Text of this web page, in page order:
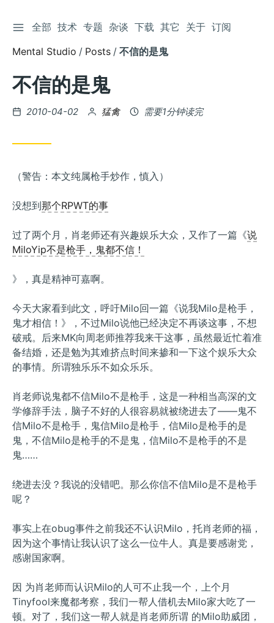
跳
到
章
切换侧边栏
全部 技术 专题 杂谈 下载 其它 关于 订阅
Mental Studio
Posts 不信的是鬼
不信的是鬼
发
2010-04-02 by
猛禽 需要1分钟读完
（警告：本文纯属枪手炒作，慎入）
没想到那个RPWT的事
过了两个月，肖老师还有兴趣娱乐大众，又作了一篇《说
MiloYip不是枪手，鬼都不信！
》，真是精神可嘉啊。
今天大家看到此文，呼吁Milo回一篇《说我Milo是枪手，
鬼才相信！》，不过Milo说他已经决定不再谈这事，不想
破戒。后来MK向周老师推荐我来干这事，虽然最近忙着准
备结婚，还是勉为其难挤点时间来掺和一下这个娱乐大众
的事情。所谓独乐乐不如众乐乐。
肖老师说鬼都不信Milo不是枪手，这是一种相当高深的文
学修辞手法，脑子不好的人很容易就被绕进去了——鬼不
信Milo不是枪手，鬼信Milo是枪手，信Milo是枪手的是
鬼，不信Milo是枪手的不是鬼，信Milo不是枪手的不是
鬼……
绕进去没？我说的没错吧。那么你信不信Milo是不是枪手
呢？
事实上在obug事件之前我还不认识Milo，托肖老师的福，
因为这个事情让我认识了这么一位牛人。真是要感谢党，
感谢国家啊。
因 为肖老师而认识Milo的人可不止我一个，上个月
Tinyfool来魔都考察，我们一帮人借机去Milo家大吃了一
顿。对了，我们这一帮人就是肖老师所谓 的Milo助威团，